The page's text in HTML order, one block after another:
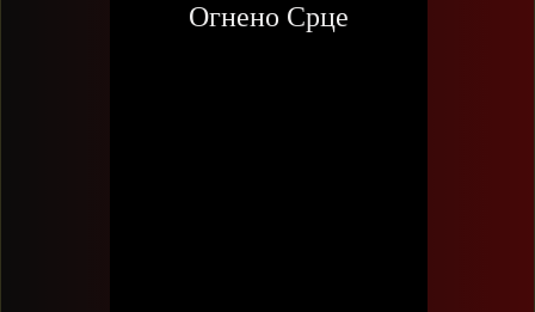
Огнено Срце